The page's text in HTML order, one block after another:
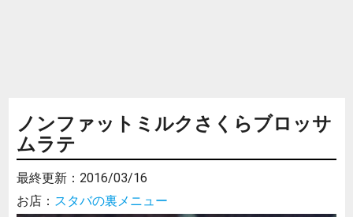
ノンファットミルクさくらブロッサ
ムラテ
最終更新： 2016/03/16
お店： スタバの裏メニュー